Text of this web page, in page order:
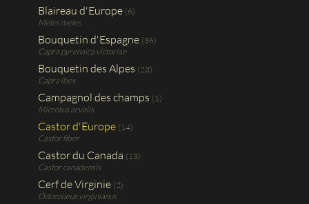
Blaireau d'Europe (6)
Meles meles
Bouquetin d'Espagne (36)
Capra pyrenaica victoriae
Bouquetin des Alpes (23)
Capra ibex
Campagnol des champs (1)
Microtus arvalis
Castor d'Europe (14)
Castor fiber
Castor du Canada (13)
Castor canadensis
Cerf de Virginie (2)
Odocoileus virginianus